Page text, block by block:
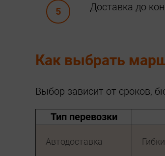
Доставка до
Как выбрать
Выбор зависит от сроков,
Тип перевозки
Автодоставка